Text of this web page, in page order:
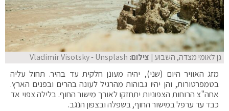
גן לאומי מצדה, השבוע | צילום: Vladimir Visotsky - Unsplash
מזג האוויר היום (שני), יהיה מעונן חלקית עד בהיר. תחול עליה
בטמפרטורות, והן יהיו גבוהות מהרגיל לעונה בהרים ובפנים הארץ.
אחה"צ הרוחות הצפוניות יתחזקו לאורך מישור החוף. בלילה צפוי אד
כבד עד ערפל במישור החוף, בשפלה ובצפון הנגב.